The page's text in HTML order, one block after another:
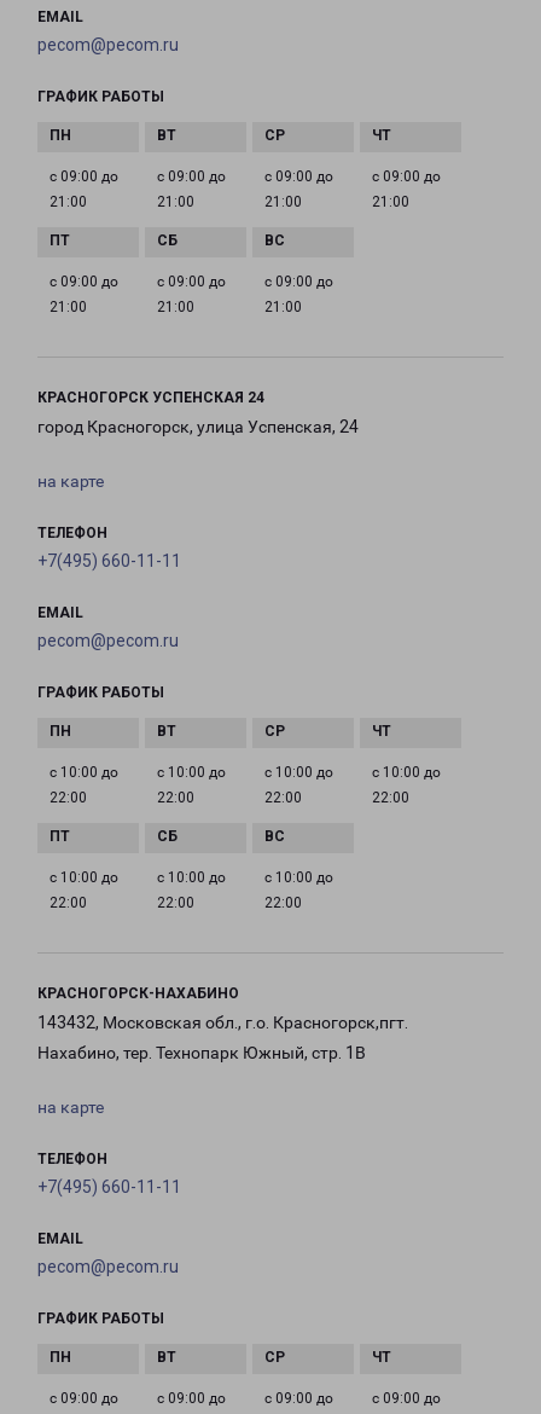
EMAIL
pecom@pecom.ru
ГРАФИК РАБОТЫ
с 09:00 до
21:00
с 09:00 до
21:00
с 09:00 до
21:00
с 09:00 до
21:00
с 09:00 до
21:00
с 09:00 до
21:00
с 09:00 до
21:00
КРАСНОГОРСК УСПЕНСКАЯ 24
город Красногорск, улица Успенская, 24
на карте
ТЕЛЕФОН
+7(495) 660-11-11
EMAIL
pecom@pecom.ru
ГРАФИК РАБОТЫ
с 10:00 до
22:00
с 10:00 до
22:00
с 10:00 до
22:00
с 10:00 до
22:00
с 10:00 до
22:00
с 10:00 до
22:00
с 10:00 до
22:00
КРАСНОГОРСК-НАХАБИНО
143432, Московская обл., г.о. Красногорск,пгт.
Нахабино, тер. Технопарк Южный, стр. 1В
на карте
ТЕЛЕФОН
+7(495) 660-11-11
EMAIL
pecom@pecom.ru
ГРАФИК РАБОТЫ
с 09:00 до
с 09:00 до
с 09:00 до
с 09:00 до